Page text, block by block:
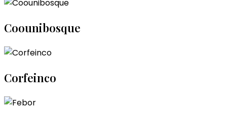
Coounibosque
Corfeinco